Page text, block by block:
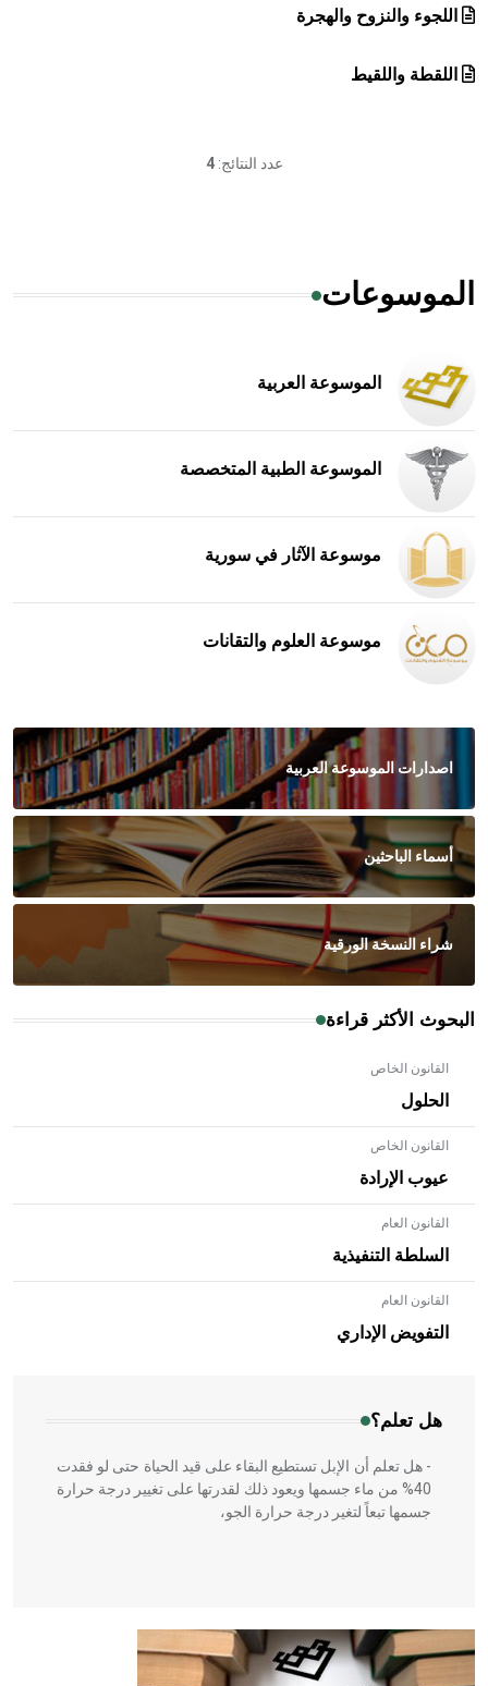
اللجوء والنزوح والهجرة
اللقطة واللقيط
عدد النتائج:4
الموسوعات
الموسوعة العربية
الموسوعة الطبية المتخصصة
موسوعة الآثار في سورية
موسوعة العلوم والتقانات
اصدارات الموسوعة العربية
أسماء الباحثين
شراء النسخة الورقية
البحوث الأكثر قراءة
القانون الخاص
الحلول
القانون الخاص
عيوب الإرادة
القانون العام
السلطة التنفيذية
القانون العام
التفويض الإداري
هل تعلم؟
- هل تعلم أن الأبلق نوع من الفنون الهندسية التي ارتبطت
بالعمارة الإسلامية في بلاد الشام ومصر خاصة، حيث يحرص
المعمار على بناء مداميكه وخاصة في الواجهات
- هل تعلم أن الإبل تستطيع البقاء على قيد الحياة حتى لو فقدت
40% من ماء جسمها ويعود ذلك لقدرتها على تغيير درجة حرارة
جسمها تبعاً لتغير درجة حرارة الجو،
- هل تعلم أن أبقراط كتب في الطب أربعة مؤلفات هي:
الحكم، الأدلة، تنظيم التغذية، ورسالته في جروح الرأس. ويعود
له الفضل بأنه حرر الطب من الدين والفلسفة.